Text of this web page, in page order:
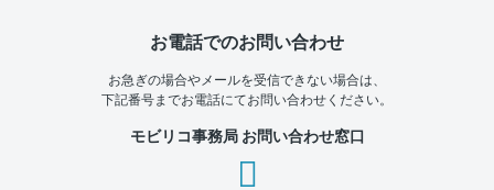
お電話でのお問い合わせ
お急ぎの場合やメールを受信できない場合は、
下記番号までお電話にてお問い合わせください。
モビリコ事務局 お問い合わせ窓口